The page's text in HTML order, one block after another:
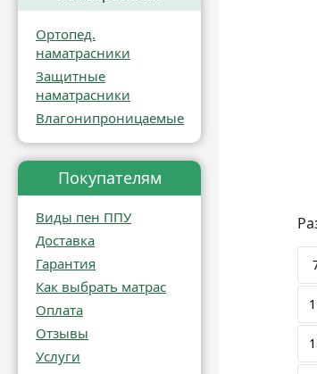
Ортопед.
наматрасники
Защитные
наматрасники
Влагонипроницаемые
Покупателям
Виды пен ППУ
Доставка
Гарантия
Как выбрать матрас
Оплата
Отзывы
Услуги